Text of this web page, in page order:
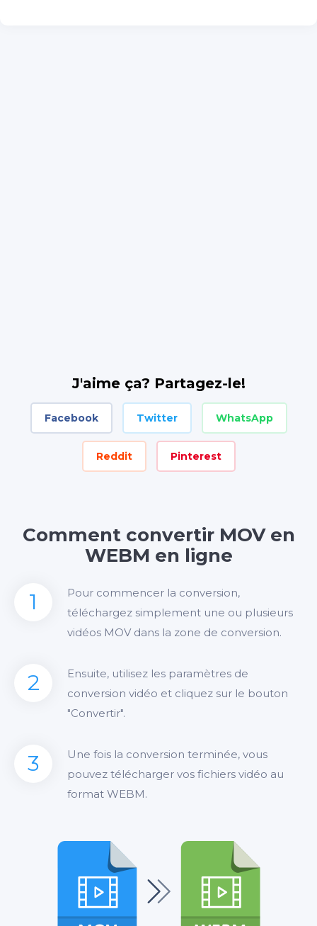
J'aime ça? Partagez-le!
Facebook Twitter WhatsApp
Reddit Pinterest
Comment convertir MOV en
WEBM en ligne
1
Pour commencer la conversion,
téléchargez simplement une ou plusieurs
vidéos MOV dans la zone de conversion.
2
Ensuite, utilisez les paramètres de
conversion vidéo et cliquez sur le bouton
"Convertir".
3
Une fois la conversion terminée, vous
pouvez télécharger vos fichiers vidéo au
format WEBM.